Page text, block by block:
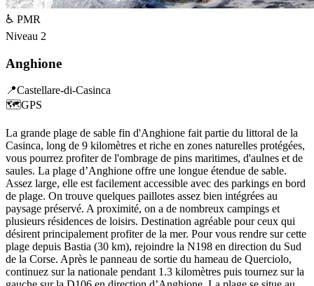
♿ PMR
Niveau 2
Anghione
📍Castellare-di-Casinca
🗺️GPS
La grande plage de sable fin d'Anghione fait partie du littoral de la
Casinca, long de 9 kilomètres et riche en zones naturelles protégées,
vous pourrez profiter de l'ombrage de pins maritimes, d'aulnes et de
saules. La plage d’Anghione offre une longue étendue de sable.
Assez large, elle est facilement accessible avec des parkings en bord
de plage. On trouve quelques paillotes assez bien intégrées au
paysage préservé. A proximité, on a de nombreux campings et
plusieurs résidences de loisirs. Destination agréable pour ceux qui
désirent principalement profiter de la mer. Pour vous rendre sur cette
plage depuis Bastia (30 km), rejoindre la N198 en direction du Sud
de la Corse. Après le panneau de sortie du hameau de Querciolo,
continuez sur la nationale pendant 1.3 kilomètres puis tournez sur la